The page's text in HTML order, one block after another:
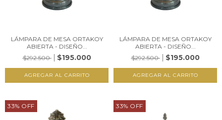
LÁMPARA DE MESA ORTAKOY
ABIERTA - DISEÑO...
$292.500
$195.000
LÁMPARA DE MESA ORTAKOY
ABIERTA - DISEÑO...
$292.500
$195.000
33% OFF 33% OFF